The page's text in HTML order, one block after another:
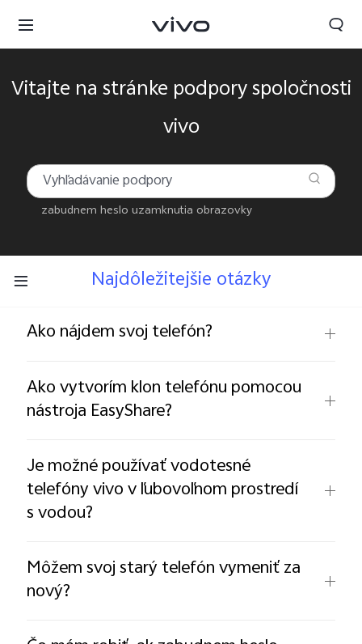
Slovakia | Vybrať krajinu/región
Vitajte na stránke podpory spoločnosti
vivo
zabudnem heslo uzamknutia obrazovky
Najdôležitejšie otázky
Ako nájdem svoj telefón?
Ako vytvorím klon telefónu pomocou
nástroja EasyShare?
Je možné používať vodotesné
telefóny vivo v ľubovoľnom prostredí
s vodou?
Môžem svoj starý telefón vymeniť za
nový?